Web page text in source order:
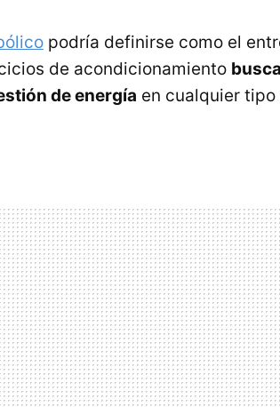
podría definirse como el
de acondicionamiento
de energía en cualquier